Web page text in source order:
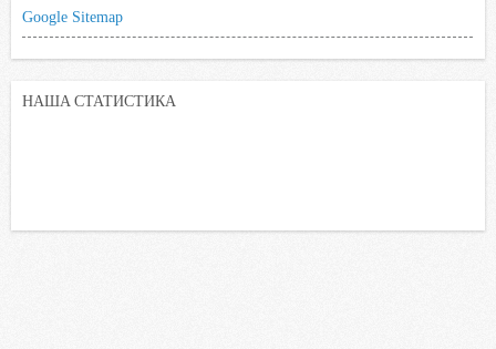
Google Sitemap
НАША СТАТИСТИКА